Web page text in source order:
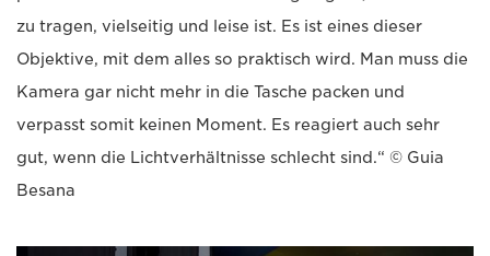
zu tragen, vielseitig und leise ist. Es ist eines dieser
Objektive, mit dem alles so praktisch wird. Man muss die
Kamera gar nicht mehr in die Tasche packen und
verpasst somit keinen Moment. Es reagiert auch sehr
gut, wenn die Lichtverhältnisse schlecht sind.“ © Guia
Besana